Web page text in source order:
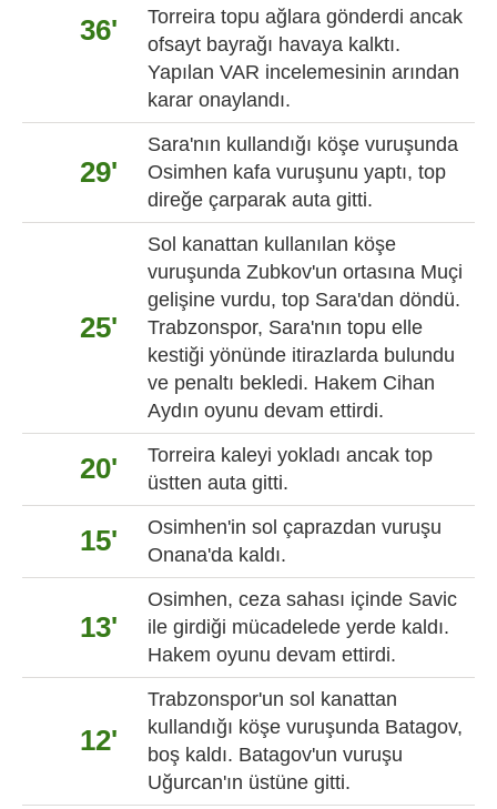
36'
Torreira topu ağlara gönderdi ancak
ofsayt bayrağı havaya kalktı.
Yapılan VAR incelemesinin arından
karar onaylandı.
29'
Sara'nın kullandığı köşe vuruşunda
Osimhen kafa vuruşunu yaptı, top
direğe çarparak auta gitti.
25'
Sol kanattan kullanılan köşe
vuruşunda Zubkov'un ortasına Muçi
gelişine vurdu, top Sara'dan döndü.
Trabzonspor, Sara'nın topu elle
kestiği yönünde itirazlarda bulundu
ve penaltı bekledi. Hakem Cihan
Aydın oyunu devam ettirdi.
20'
Torreira kaleyi yokladı ancak top
üstten auta gitti.
15'
Osimhen'in sol çaprazdan vuruşu
Onana'da kaldı.
13'
Osimhen, ceza sahası içinde Savic
ile girdiği mücadelede yerde kaldı.
Hakem oyunu devam ettirdi.
12'
Trabzonspor'un sol kanattan
kullandığı köşe vuruşunda Batagov,
boş kaldı. Batagov'un vuruşu
Uğurcan'ın üstüne gitti.